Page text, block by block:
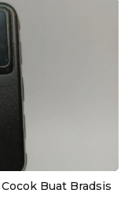
Buat Bradsis